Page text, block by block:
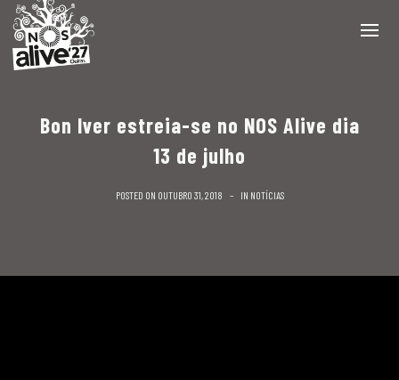
Bon Iver estreia-se no NOS Alive dia
13 de julho
POSTED ON OUTUBRO 31, 2018 IN NOTÍCIAS